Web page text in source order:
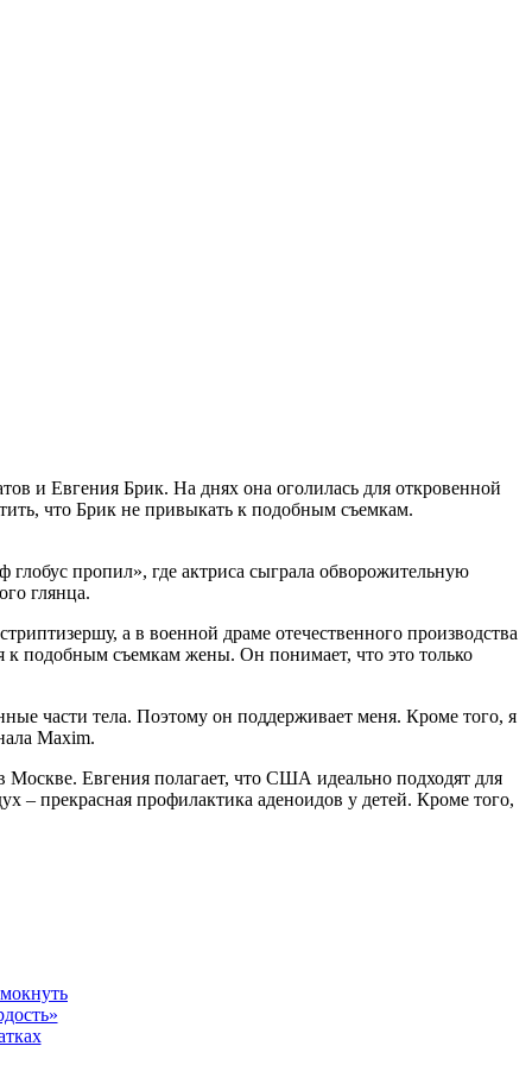
и Евгения Брик. На днях она оголилась для откровенной
что Брик не привыкать к подобным съемкам.
пропил», где актриса сыграла обворожительную
глянца.
а в военной драме отечественного производства
к подобным съемкам жены. Он понимает, что это только
части тела. Поэтому он поддерживает меня. Кроме того, я
Maxim.
Евгения полагает, что США идеально подходят для
прекрасная профилактика аденоидов у детей. Кроме того,